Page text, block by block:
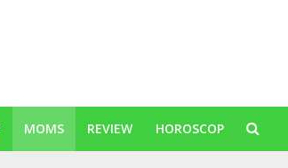
MOMS REVIEW HOROSCOP